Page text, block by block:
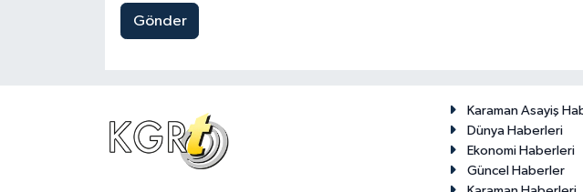
Gönder
Karaman Asayiş
Dünya Haberleri
Ekonomi Haberleri
Güncel Haberler